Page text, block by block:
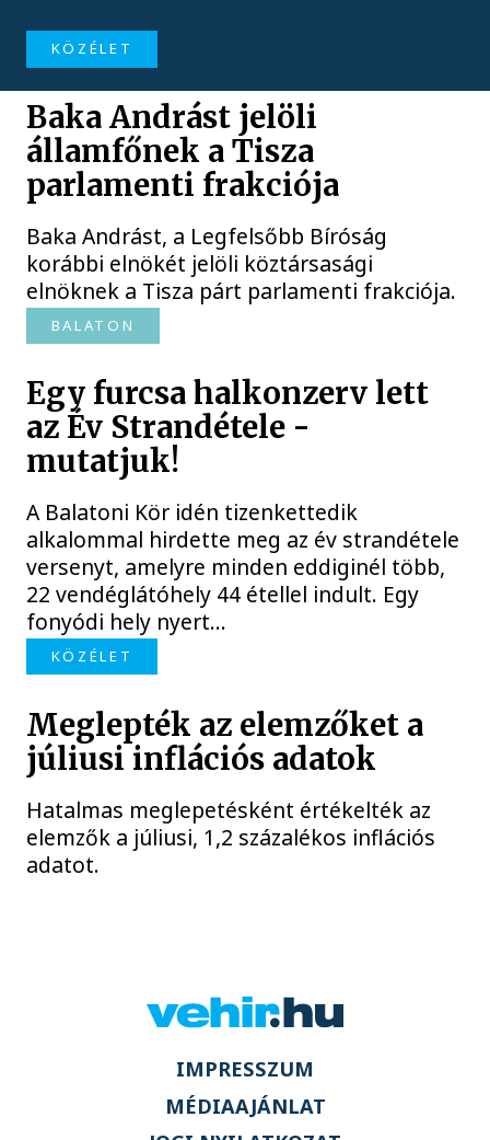
KÖZÉLET
Baka Andrást jelöli
államfőnek a Tisza
parlamenti frakciója
Baka Andrást, a Legfelsőbb Bíróság
korábbi elnökét jelöli köztársasági
elnöknek a Tisza párt parlamenti frakciója.
BALATON
Egy furcsa halkonzerv lett
az Év Strandétele -
mutatjuk!
A Balatoni Kör idén tizenkettedik
alkalommal hirdette meg az év strandétele
versenyt, amelyre minden eddiginél több,
22 vendéglátóhely 44 étellel indult. Egy
fonyódi hely nyert...
KÖZÉLET
Meglepték az elemzőket a
júliusi inflációs adatok
Hatalmas meglepetésként értékelték az
elemzők a júliusi, 1,2 százalékos inflációs
adatot.
IMPRESSZUM
MÉDIAAJÁNLAT